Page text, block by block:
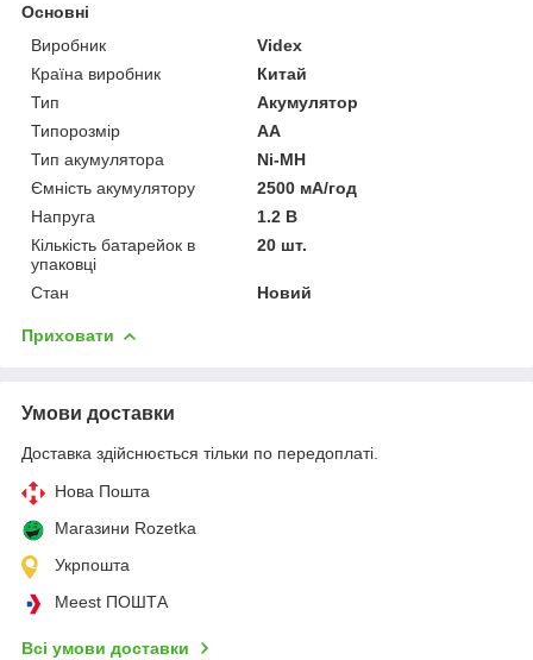
Основні
Виробник
Videx
Країна виробник
Китай
Тип
Акумулятор
Типорозмір
AA
Тип акумулятора
Ni-MH
Ємність акумулятору
2500 мА/год
Напруга
1.2 В
Кількість батарейок в
упаковці
20 шт.
Стан Новий
Приховати
Умови доставки
Доставка здійснюється тільки по передоплаті.
Нова Пошта
Магазини Rozetka
Укрпошта
Meest ПОШТА
Всі умови доставки